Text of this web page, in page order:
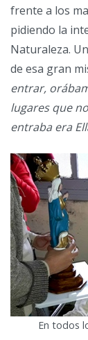
frente a los
pidiendo la
Naturaleza.
de esa gran
entrar,
lugares que
entraba era
En todos